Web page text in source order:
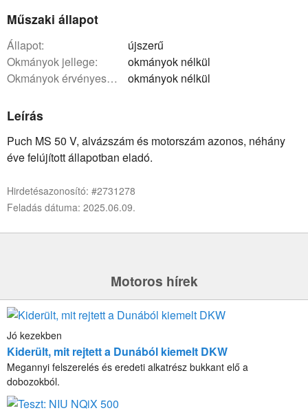
Műszaki állapot
állapot:
újszerű
okmányok jellege:
okmányok nélkül
okmányok érvényessége:
okmányok nélkül
Leírás
Puch MS 50 V, alvázszám és motorszám azonos, néhány
éve felújított állapotban eladó.
Hirdetésazonosító: #2731278
Feladás dátuma: 2025.06.09.
Motoros hírek
Jó kezekben
Kiderült, mit rejtett a Dunából kiemelt DKW
Megannyi felszerelés és eredeti alkatrész bukkant elő a
dobozokból.